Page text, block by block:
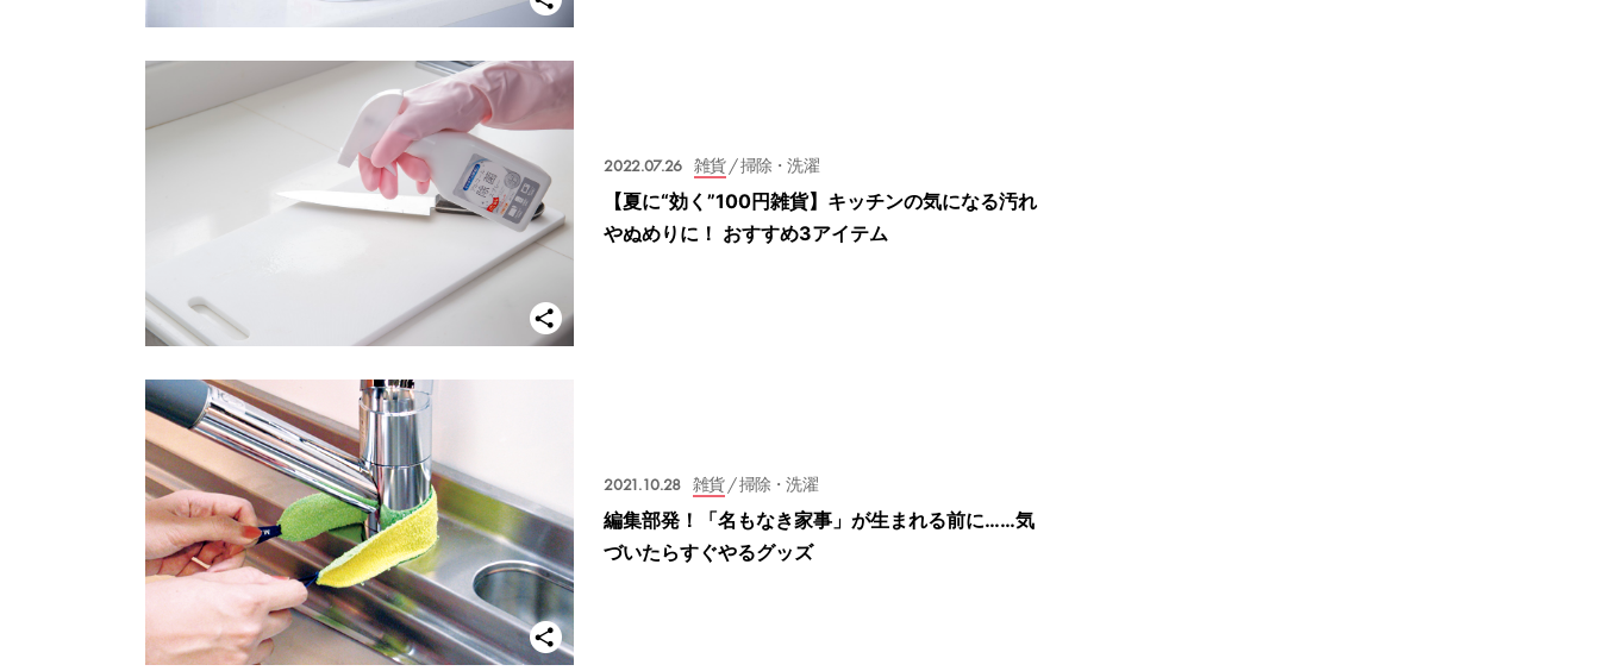
2022.07.26 雑貨/ 掃除・洗濯
【夏に“効く”100円雑貨】キッチンの気になる汚れ
やぬめりに！ おすすめ3アイテム
2021.10.28 雑貨/ 掃除・洗濯
編集部発！「名もなき家事」が生まれる前に……気
づいたらすぐやるグッズ